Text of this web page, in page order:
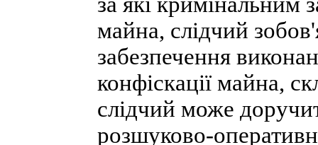
майна, слідчий
забезпечення
конфіскації майна,
слідчий може
розшуково-